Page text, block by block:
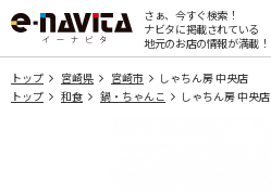
さぁ、今すぐ検索！
ナビタに掲載されている
地元のお店の情報が満載！
トップ 宮崎県 宮崎市
しゃちん房 中央店
トップ
和食 鍋・ちゃんこ しゃちん房 中央店